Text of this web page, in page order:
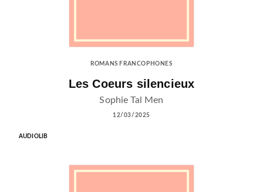
ROMANS FRANCOPHONES
Les Coeurs silencieux
Sophie Tal Men
12/03/2025
AUDIOLIB